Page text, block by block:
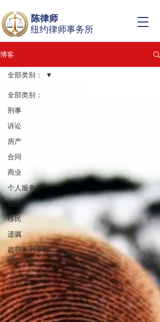
纽约律师事务所
陈律师
博客
全部类别：
刑事
诉讼
房产
合同
商业
个人服务
信托
移民
遗嘱
盗窃案刑事律
师
全部类别：